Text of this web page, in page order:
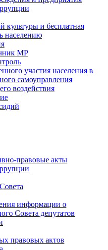
и бесплатная
населению
МР
участия населения в
самоуправления
воздействия
правовые акты
информации о
Совета депутатов
правовых актов